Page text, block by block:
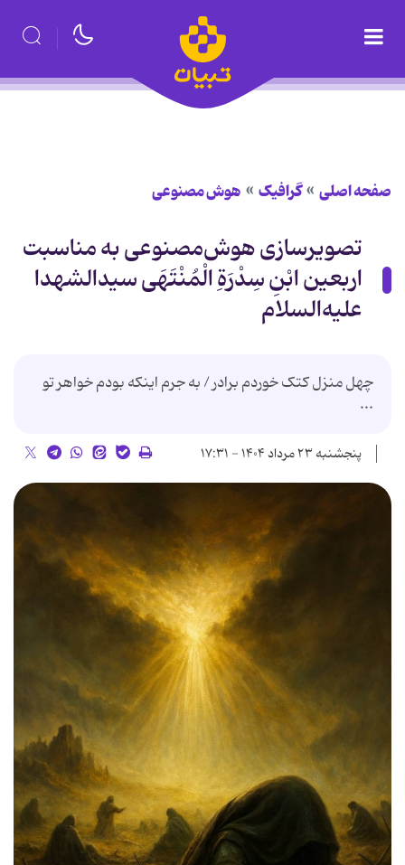
صفحه اصلی گرافیک هوش مصنوعی
تصویرسازی هوش‌مصنوعی به مناسبت
اربعین ابْنِ سِدْرَةِ الْمُنْتَهَی‏ سیدالشهدا
علیه‌السلام
چهل منزل کتک خوردم برادر / به جرم اینکه بودم خواهر تو
...
پنجشنبه ۲۳ مرداد ۱۴۰۴ - ۱۷:۳۱